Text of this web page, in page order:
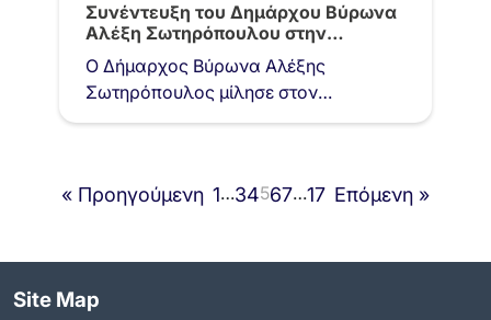
Συνέντευξη του Δημάρχου Βύρωνα
Αλέξη Σωτηρόπουλου στην
εφημερίδα «Today Press»
Ο Δήμαρχος Βύρωνα Αλέξης
Σωτηρόπουλος μίλησε στον
δημοσιογράφο Πέτρο Κουβάτσο για
« Προηγούμενη 1…34567…17 Επόμενη »
Site Map